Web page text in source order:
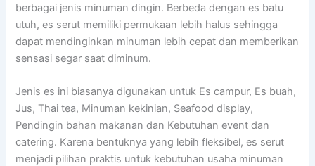
berbagai jenis minuman dingin. Berbeda dengan es batu
utuh, es serut memiliki permukaan lebih halus sehingga
dapat mendinginkan minuman lebih cepat dan memberikan
sensasi segar saat diminum.
Jenis es ini biasanya digunakan untuk Es campur, Es buah,
Jus, Thai tea, Minuman kekinian, Seafood display,
Pendingin bahan makanan dan Kebutuhan event dan
catering. Karena bentuknya yang lebih fleksibel, es serut
menjadi pilihan praktis untuk kebutuhan usaha minuman